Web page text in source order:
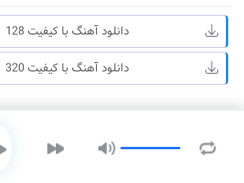
دانلود آهنگ با کیفیت 128
دانلود آهنگ با کیفیت 320